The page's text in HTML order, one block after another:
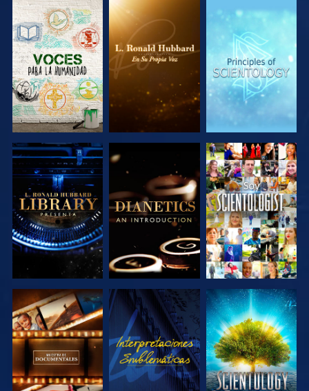
EXPLORA LAS
SERIES
EXPLORA LAS
SERIES
EXPLORA LAS
SERIES
EXPLORA LAS
SERIES
EXPLORA LAS
SERIES
VE
EXPLORA LAS
SERIES
VE
EXPLORA LAS
SERIES